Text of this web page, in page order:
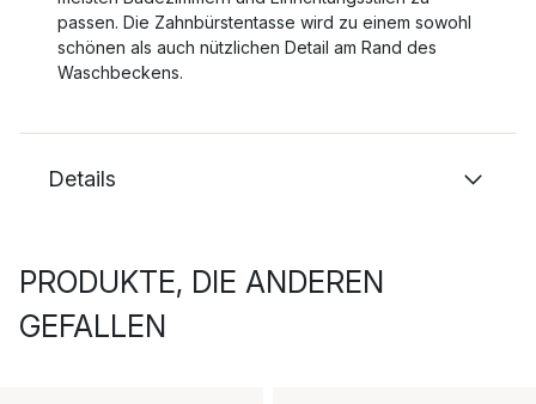
passen. Die Zahnbürstentasse wird zu einem sowohl
schönen als auch nützlichen Detail am Rand des
Waschbeckens.
Details
PRODUKTE, DIE ANDEREN
GEFALLEN